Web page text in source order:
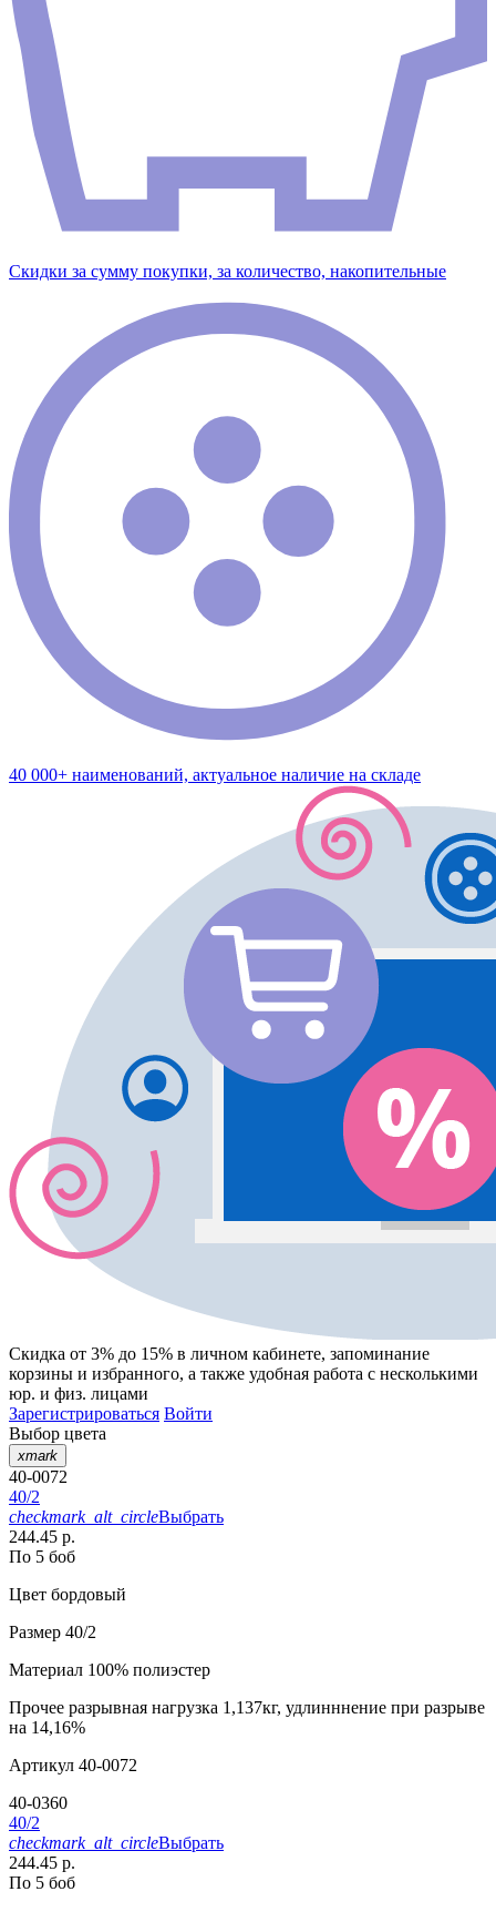
Скидки за сумму покупки, за количество, накопительные
40 000+ наименований, актуальное наличие на складе
Скидка от 3% до 15% в личном кабинете, запоминание
корзины и избранного, а также удобная работа с несколькими
юр. и физ. лицами
Зарегистрироваться Войти
Выбор цвета
xmark
40-0072
40/2
checkmark_alt_circleВыбрать
244.45 р.
По 5 боб
Цвет бордовый
Размер 40/2
Материал 100% полиэстер
Прочее разрывная нагрузка 1,137кг, удлинннение при разрыве
на 14,16%
Артикул 40-0072
40-0360
40/2
checkmark_alt_circleВыбрать
244.45 р.
По 5 боб